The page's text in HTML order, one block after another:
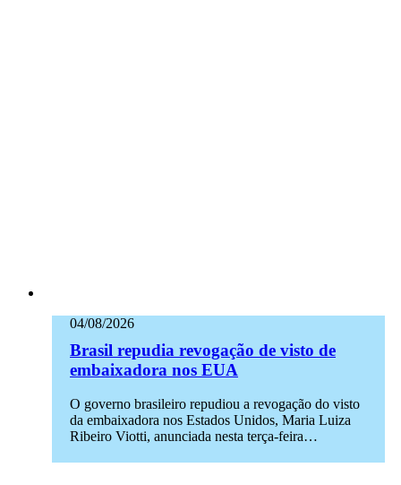
04/08/2026
Brasil repudia revogação de visto de
embaixadora nos EUA
O governo brasileiro repudiou a revogação do visto
da embaixadora nos Estados Unidos, Maria Luiza
Ribeiro Viotti, anunciada nesta terça-feira…